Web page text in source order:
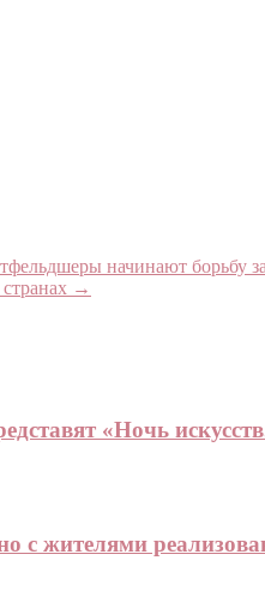
начинают борьбу
→
«Ночь
с жителями